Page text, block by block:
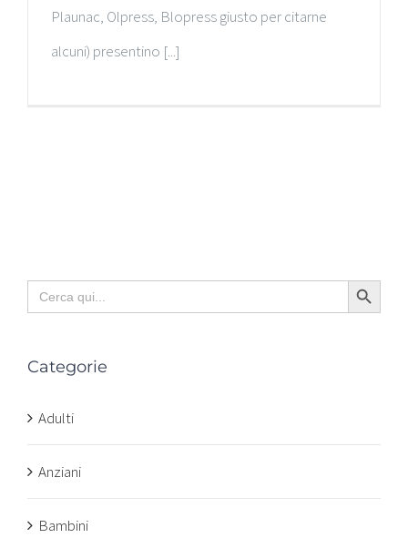
Plaunac, Olpress, Blopress giusto per citarne
alcuni) presentino [...]
Search
for:
Search Button
Categorie
Adulti
Anziani
Bambini